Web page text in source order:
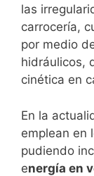
las
carrocería,
por medio
hidráulicos,
cinética en
En la
emplean en
pudiendo
energía en